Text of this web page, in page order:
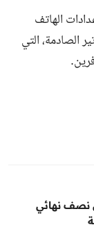
الهاتف
الصادمة، التي
نصف نهائي